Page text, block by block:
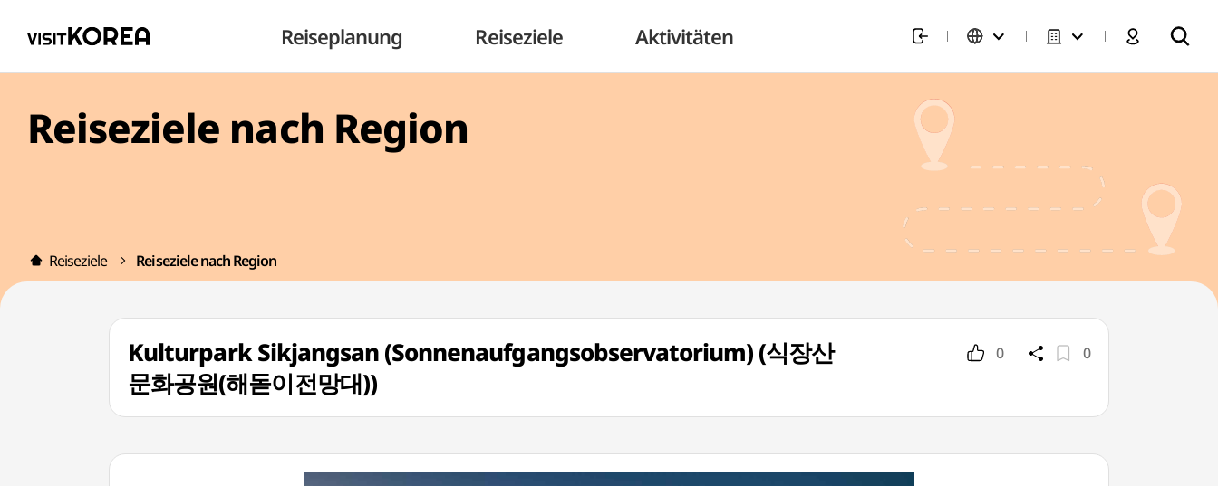
Reiseplanung Reiseziele Aktivitäten
Reiseziele nach Region
Reiseziele Reiseziele nach Region
Kulturpark Sikjangsan (Sonnenaufgangsobservatorium) (식장산
문화공원(해돋이전망대))
0 0